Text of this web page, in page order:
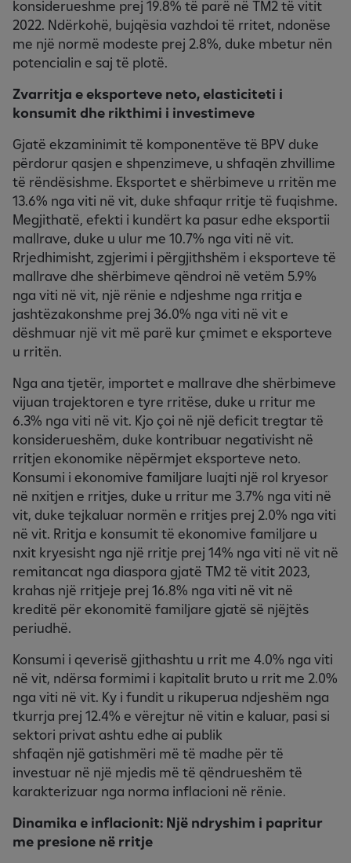
konsiderueshme prej 19.8% të parë në TM2 të vitit
2022. Ndërkohë, bujqësia vazhdoi të rritet, ndonëse
me një normë modeste prej 2.8%, duke mbetur nën
potencialin e saj të plotë.
Zvarritja e eksporteve neto, elasticiteti i
konsumit dhe rikthimi i investimeve
Gjatë ekzaminimit të komponentëve të BPV duke
përdorur qasjen e shpenzimeve, u shfaqën zhvillime
të rëndësishme. Eksportet e shërbimeve u rritën me
13.6% nga viti në vit, duke shfaqur rritje të fuqishme.
Megjithatë, efekti i kundërt ka pasur edhe eksportii
mallrave, duke u ulur me 10.7% nga viti në vit.
Rrjedhimisht, zgjerimi i përgjithshëm i eksporteve të
mallrave dhe shërbimeve qëndroi në vetëm 5.9%
nga viti në vit, një rënie e ndjeshme nga rritja e
jashtëzakonshme prej 36.0% nga viti në vit e
dëshmuar një vit më parë kur çmimet e eksporteve
u rritën.
Nga ana tjetër, importet e mallrave dhe shërbimeve
vijuan trajektoren e tyre rritëse, duke u rritur me
6.3% nga viti në vit. Kjo çoi në një deficit tregtar të
konsiderueshëm, duke kontribuar negativisht në
rritjen ekonomike nëpërmjet eksporteve neto.
Konsumi i ekonomive familjare luajti një rol kryesor
në nxitjen e rritjes, duke u rritur me 3.7% nga viti në
vit, duke tejkaluar normën e rritjes prej 2.0% nga viti
në vit. Rritja e konsumit të ekonomive familjare u
nxit kryesisht nga një rritje prej 14% nga viti në vit në
remitancat nga diaspora gjatë TM2 të vitit 2023,
krahas një rritjeje prej 16.8% nga viti në vit në
kreditë për ekonomitë familjare gjatë së njëjtës
periudhë.
Konsumi i qeverisë gjithashtu u rrit me 4.0% nga viti
në vit, ndërsa formimi i kapitalit bruto u rrit me 2.0%
nga viti në vit. Ky i fundit u rikuperua ndjeshëm nga
tkurrja prej 12.4% e vërejtur në vitin e kaluar, pasi si
sektori privat ashtu edhe ai publik
shfaqën një gatishmëri më të madhe për të
investuar në një mjedis më të qëndrueshëm të
karakterizuar nga norma inflacioni në rënie.
Dinamika e inflacionit: Një ndryshim i papritur
me presione në rritje